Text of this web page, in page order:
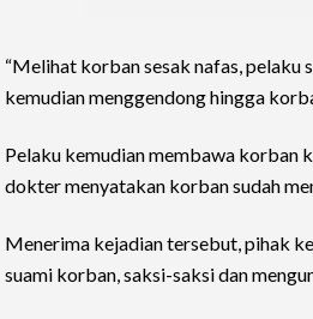
“Melihat korban sesak nafas,
kemudian menggendong hingga
Pelaku kemudian membawa korban
dokter menyatakan korban sudah
Menerima kejadian tersebut, pihak
suami korban, saksi-saksi dan